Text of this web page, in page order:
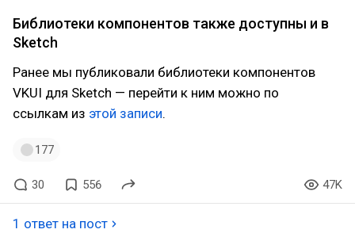
Библиотеки компонентов также доступны и в
Sketch
Ранее мы публиковали библиотеки компонентов
VKUI для Sketch — перейти к ним можно по
ссылкам из этой записи.
177
30 556 47K
1 ответ на пост